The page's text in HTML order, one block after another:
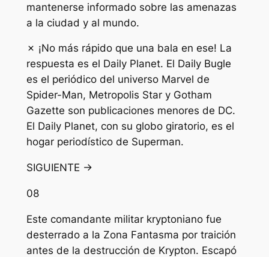
mantenerse informado sobre las amenazas
a la ciudad y al mundo.
✗ ¡No más rápido que una bala en ese! La
respuesta es el Daily Planet. El Daily Bugle
es el periódico del universo Marvel de
Spider-Man, Metropolis Star y Gotham
Gazette son publicaciones menores de DC.
El Daily Planet, con su globo giratorio, es el
hogar periodístico de Superman.
SIGUIENTE →
08
Este comandante militar kryptoniano fue
desterrado a la Zona Fantasma por traición
antes de la destrucción de Krypton. Escapó